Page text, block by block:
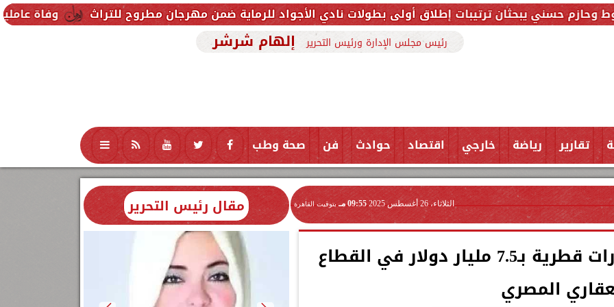
وفاة عاملين متأثرين ترتيبات إطلاق أولى بطولات نادي الأجواد للرماية ضمن مهرجان مطروح للتراث
رئيس مجلس الإدارة ورئيس التحرير إلهام شرشر
تقارير رياضة خارجي اقتصاد حوادث فن صحة وطب تكنولوجيا منوعات محافظات
الثلاثاء، 26 أغسطس 2025 09:55 مـ بتوقيت القاهرة
التقدم يرحب بضخ استثمارات قطرية بـ7.5 مليار دولار في القطاع
المصري
مقال رئيس التحرير